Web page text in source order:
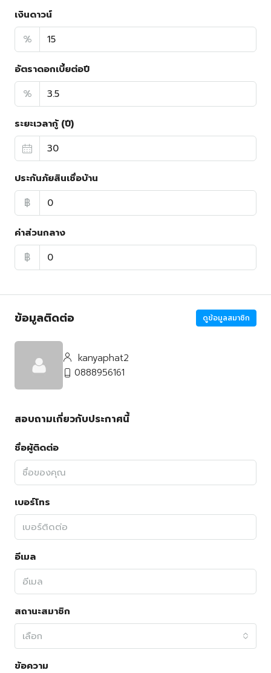
เงินดาวน์
%
อัตราดอกเบี้ยต่อปี
%
ระยะเวลากู้ (ปี)
ประกันภัยสินเชื่อบ้าน
฿
ค่าส่วนกลาง
฿
ข้อมูลติดต่อ ดูข้อมูลสมาชิก
kanyaphat2
0888956161
สอบถามเกี่ยวกับประกาศนี้
ชื่อผู้ติดต่อ
เบอร์โทร
อีเมล
สถานะสมาชิก
เลือก
ข้อความ